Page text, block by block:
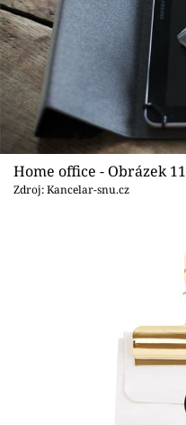
Home office - Obrázek 11
Zdroj: Kancelar-snu.cz